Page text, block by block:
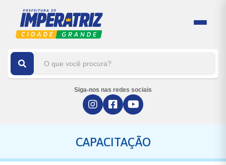
Siga-nos nas redes sociais
CAPACITAÇÃO